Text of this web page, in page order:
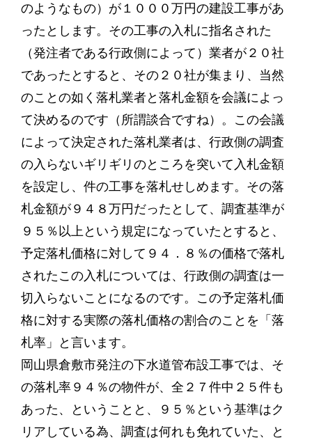
のようなもの）が１０００万円の建設工事があ
ったとします。その工事の入札に指名された
（発注者である行政側によって）業者が２０社
であったとすると、その２０社が集まり、当然
のことの如く落札業者と落札金額を会議によっ
て決めるのです（所謂談合ですね）。この会議
によって決定された落札業者は、行政側の調査
の入らないギリギリのところを突いて入札金額
を設定し、件の工事を落札せしめます。その落
札金額が９４８万円だったとして、調査基準が
９５％以上という規定になっていたとすると、
予定落札価格に対して９４．８％の価格で落札
されたこの入札については、行政側の調査は一
切入らないことになるのです。この予定落札価
格に対する実際の落札価格の割合のことを「落
札率」と言います。
岡山県倉敷市発注の下水道管布設工事では、そ
の落札率９４％の物件が、全２７件中２５件も
あった、ということと、９５％という基準はク
リアしている為、調査は何れも免れていた、と